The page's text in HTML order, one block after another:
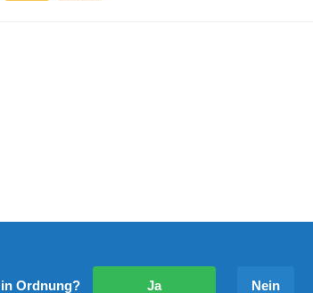
Ordnung? Ja Nein